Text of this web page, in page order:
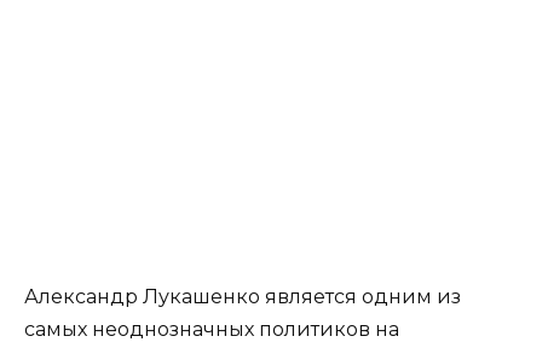
Александр Лукашенко является одним из
самых неоднозначных политиков на